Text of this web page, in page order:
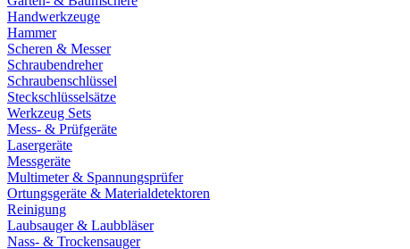
Handwerkzeuge
Hammer
Scheren & Messer
Schraubendreher
Schraubenschlüssel
Steckschlüsselsätze
Werkzeug Sets
Mess- & Prüfgeräte
Lasergeräte
Messgeräte
Multimeter & Spannungsprüfer
Ortungsgeräte & Materialdetektoren
Reinigung
Laubsauger & Laubbläser
Nass- & Trockensauger